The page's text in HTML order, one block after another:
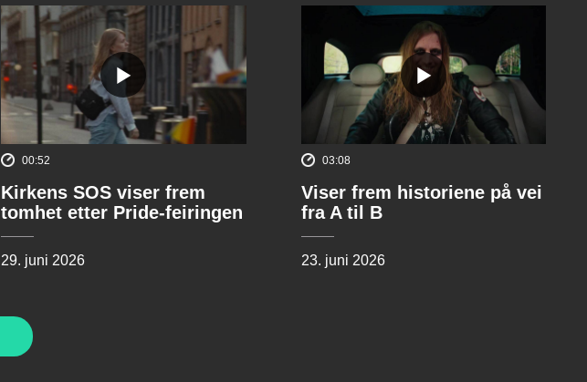
00:52
Kirkens SOS viser frem
tomhet etter Pride-feiringen
29. juni 2026
03:08
Viser frem historiene på vei
fra A til B
23. juni 2026